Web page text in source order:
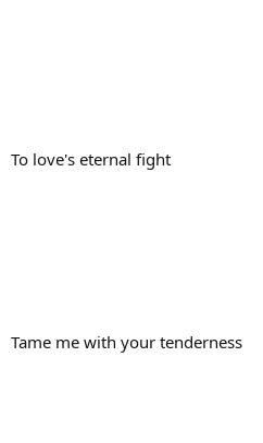
To love's eternal fight
Tame me with your tenderness